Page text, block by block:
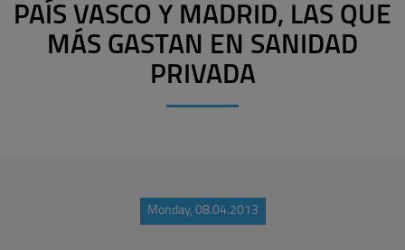
PAÍS VASCO Y MADRID, LAS QUE
MÁS GASTAN EN SANIDAD
PRIVADA
Monday, 08.04.2013